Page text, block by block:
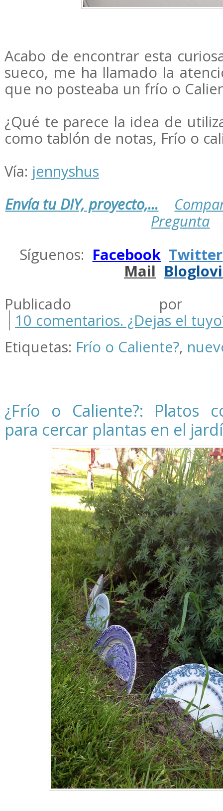
Acabo de encontrar esta
sueco, me ha llamado la
que no posteaba un frío o
¿Qué te parece la idea de
como tablón de notas, Frío o
Vía: jennyshus
Envía tu DIY, proyecto,...
Pregunta
Síguenos: Facebook Twitter
Mail
Publicado por
10 comentarios. ¿Dejas el
Etiquetas: Frío o Caliente?,
¿Frío o Caliente?: Platos
para cercar plantas en el